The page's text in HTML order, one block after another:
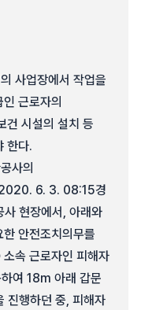
사업장에서 작업을
근로자의
건 시설의 설치 등
한다.
사의
2020. 6. 3. 08:15경
현장에서, 아래와
안전조치의무를
속 근로자인 피해자
여 18m 아래 갑문
진행하던 중, 피해자